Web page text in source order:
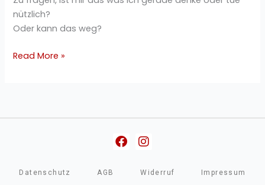
nützlich?
Oder kann das weg?
Read More »
Facebook
Instagram
Datenschutz AGB Widerruf Impressum